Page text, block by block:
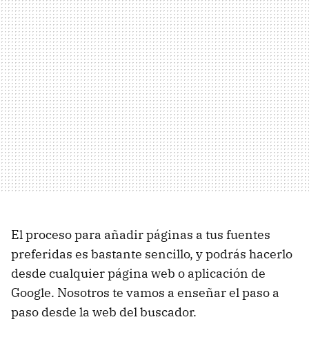
El proceso para añadir páginas a tus fuentes
preferidas es bastante sencillo, y podrás hacerlo
desde cualquier página web o aplicación de
Google. Nosotros te vamos a enseñar el paso a
paso desde la web del buscador.